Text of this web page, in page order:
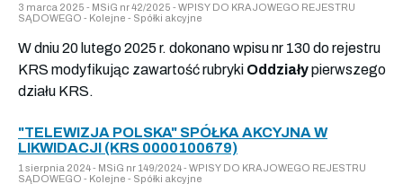
3 marca 2025 - MSiG nr 42/2025 - WPISY DO KRAJOWEGO REJESTRU
SĄDOWEGO - Kolejne - Spółki akcyjne
W dniu 20 lutego 2025 r. dokonano wpisu nr 130 do rejestru
KRS modyfikując zawartość rubryki Oddziałypierwszego
działu KRS.
"TELEWIZJA POLSKA" SPÓŁKA AKCYJNA W
LIKWIDACJI (KRS 0000100679)
1 sierpnia 2024 - MSiG nr 149/2024 - WPISY DO KRAJOWEGO REJESTRU
SĄDOWEGO - Kolejne - Spółki akcyjne